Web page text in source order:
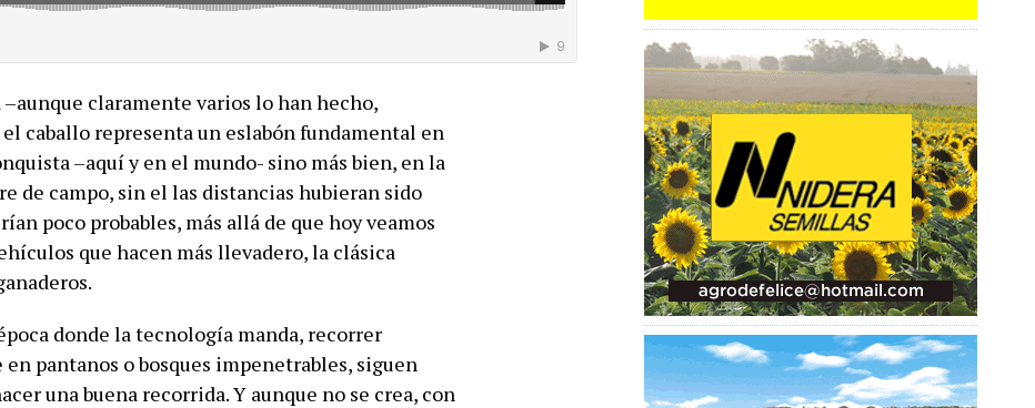
claramente varios lo han hecho,
caballo representa un eslabón fundamental en
–aquí y en el mundo- sino más bien, en la
de campo, sin el las distancias hubieran sido
poco probables, más allá de que hoy veamos
que hacen más llevadero, la clásica
donde la tecnología manda, recorrer
pantanos o bosques impenetrables, siguen
una buena recorrida. Y aunque no se crea, con